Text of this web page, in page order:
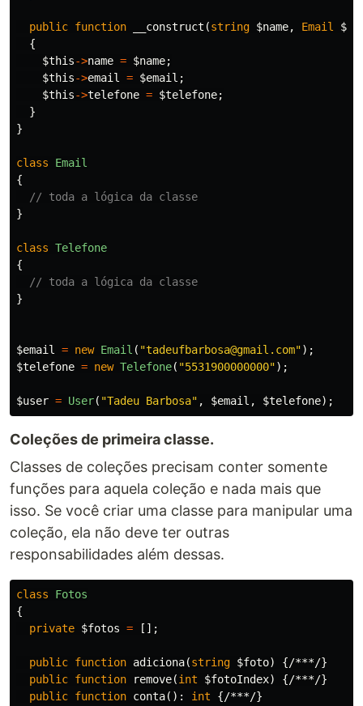
public function __construct (string $name, Email
{
$this->name = $name;
$this->email = $email ;
$this->telefone = $telefone;
}
}
class
Email
{
// toda a lógica da classe
}
class Telefone
{
// toda a lógica da classe
}
$email = new Email ( "tadeufbarbosa@gmail.com");
$telefone = new Telefone( "5531900000000");
$user = User( "Tadeu Barbosa" , $email , $telefone);
Coleções de primeira classe.
Classes de coleções precisam conter somente
funções para aquela coleção e nada mais que
isso. Se você criar uma classe para manipular uma
coleção, ela não deve ter outras
responsabilidades além dessas.
class
Fotos
{
private $fotos = [];
public function adiciona(string $foto) {/***/}
public function remove(int $fotoIndex) {/***/}
public function conta(): int {/***/}